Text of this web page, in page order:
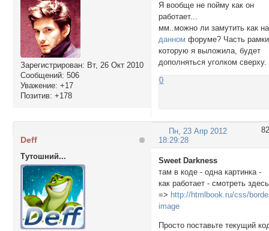
Зарегистрирован: Вт, 26 Окт 2010
Сообщений: 506
Уважение: +17
Позитив: +178
Я вообще не пойму как он
работает...
мм..можно ли замутить как на
данном форуме? Часть
которую я выложила, будет
дополняться уголком сверху.
0
82
Пн, 23 Апр 2012
18:29:28
Deff
Тутошний...
Sweet Darkness
там в коде - одна картинка -
как работает - смотреть здесь
=> http://htmlbook.ru/css/
image
Просто поставьте текущий